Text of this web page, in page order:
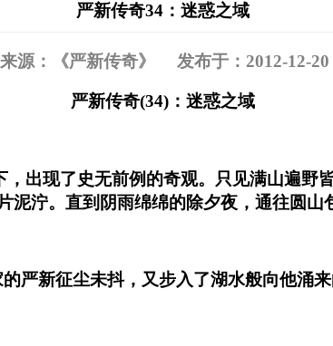
严新传奇34：迷惑之域
：《严新传奇》 发布于：2012-12-20
严新传奇(34)：迷惑之域
出现了史无前例的奇观。只见满山遍
泥泞。直到阴雨绵绵的除夕夜，通往圆山
新征尘未抖，又步入了湖水般向他涌来